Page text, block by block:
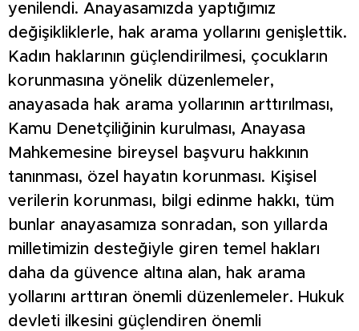
yenilendi. Anayasamızda yaptığımız
değişikliklerle, hak arama yollarını genişlettik.
Kadın haklarının güçlendirilmesi, çocukların
korunmasına yönelik düzenlemeler,
anayasada hak arama yollarının arttırılması,
Kamu Denetçiliğinin kurulması, Anayasa
Mahkemesine bireysel başvuru hakkının
tanınması, özel hayatın korunması. Kişisel
verilerin korunması, bilgi edinme hakkı, tüm
bunlar anayasamıza sonradan, son yıllarda
milletimizin desteğiyle giren temel hakları
daha da güvence altına alan, hak arama
yollarını arttıran önemli düzenlemeler. Hukuk
devleti ilkesini güçlendiren önemli